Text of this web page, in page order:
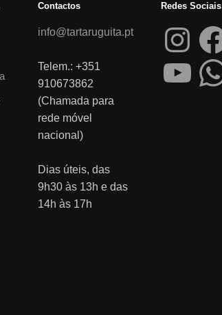
Contactos
info@tartaruguita.pt
Telem.: +351
910673862
(Chamada para
rede móvel
nacional)
Dias úteis, das
9h30 às 13h e das
14h às 17h
Redes Sociais